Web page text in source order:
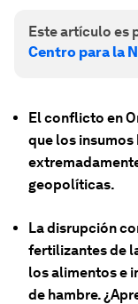
Este artículo es
Centro para la
El conflicto en
que los
geopolíticas.
La disrupción
fertilizantes de
los alimentos e
de hambre.